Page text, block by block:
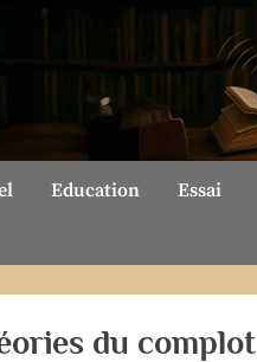
Education Essai
du complot